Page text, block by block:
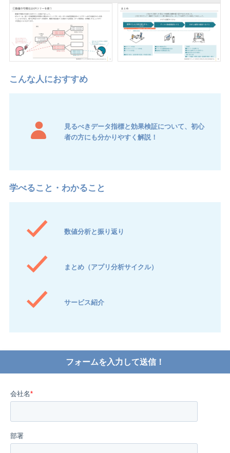
見るべきデータ指標と効果検証について、初心
者の方にも分かりやすく解説！
数値分析と振り返り
まとめ（アプリ分析サイクル）
サービス紹介